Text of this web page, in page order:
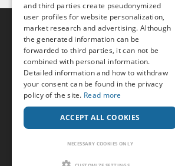
Popcorn.dating
Help & Support
Guidelines
Terms & Conditions
Legal Notice
Forgot password?
and third parties create pseudonymized
user profiles for website personalization,
market research and advertising. Although
the generated information can be
forwarded to third parties, it can not be
combined with personal information.
Detailed information and how to withdraw
your consent can be found in the privacy
policy of the site. Read more
ACCEPT ALL COOKIES
NECESSARY COOKIES ONLY